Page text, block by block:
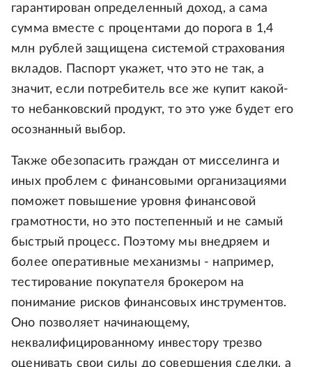
гарантирован определенный доход, а сама
сумма вместе с процентами до порога в 1,4
млн рублей защищена системой страхования
вкладов. Паспорт укажет, что это не так, а
значит, если потребитель все же купит какой-
то небанковский продукт, то это уже будет его
осознанный выбор.
Также обезопасить граждан от мисселинга и
иных проблем с финансовыми организациями
поможет повышение уровня финансовой
грамотности, но это постепенный и не самый
быстрый процесс. Поэтому мы внедряем и
более оперативные механизмы - например,
тестирование покупателя брокером на
понимание рисков финансовых инструментов.
Оно позволяет начинающему,
неквалифицированному инвестору трезво
оценивать свои силы до совершения сделки, а